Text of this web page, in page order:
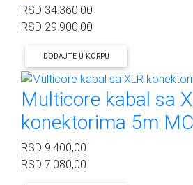
RSD 34.360,00
RSD 29.900,00
DODAJTE U KORPU
Multicore kabal sa
konektorima 5m
RSD 9.400,00
RSD 7.080,00